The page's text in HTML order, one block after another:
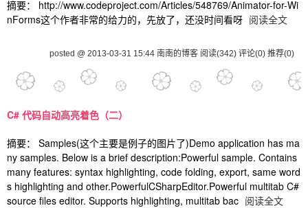
摘要： http://www.codeproject.com/Articles/548769/Animator-for-Wi
nForms这个作者非常的给力的，先放了，还没时间看呀 阅读全文
posted @ 2013-03-31 15:44 南南的博客 阅读(342) 评论(0) 推荐(0)
C# 代码自动高亮着色（二）
摘要： Samples(这个主要是例子的图片了)Demo application has ma
ny samples. Below is a brief description:Powerful sample. Contains
many features: syntax highlighting, code folding, export, same word
s highlighting and other.PowerfulCSharpEditor.Powerful multitab C#
source files editor. Supports highlighting, multitab bac 阅读全文